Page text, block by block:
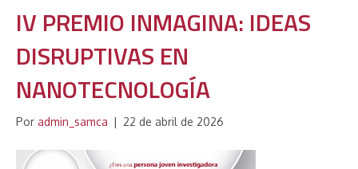
IV PREMIO INMAGINA: IDEAS
DISRUPTIVAS EN
NANOTECNOLOGÍA
Por admin_samca | 22 de abril de 2026